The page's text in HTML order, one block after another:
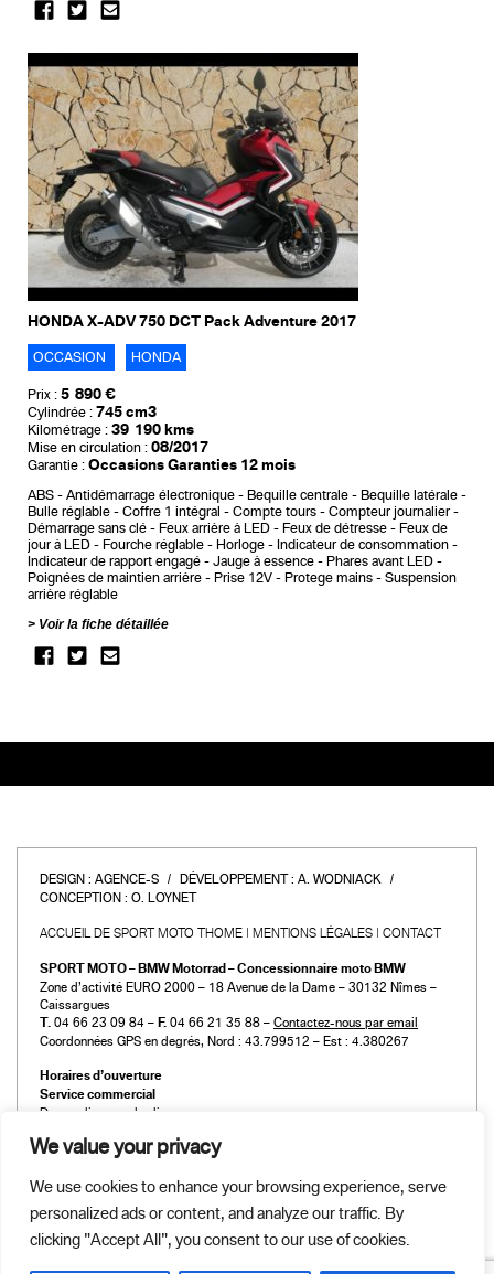
We value your privacy
We use cookies to enhance your browsing experience, serve
personalized ads or content, and analyze our traffic. By
clicking "Accept All", you consent to our use of cookies.
HONDA X-ADV 750 DCT Pack Adventure 2017
OCCASION HONDA
Prix : 5 890 €
Cylindrée : 745 cm3
Kilométrage : 39 190 kms
Mise en circulation : 08/2017
Garantie : Occasions Garanties 12 mois
ABS Antidémarrage électronique Bequille centrale
Bequille latérale
Bulle réglable
Coffre 1 intégral Compte tours
Compteur journalier
Démarrage sans clé
Feux arrière à LED Feux de détresse
Feux de
jour à LED
Fourche réglable Horloge
Indicateur de consommation
Indicateur de rapport engagé
Jauge à essence
Phares avant LED
Poignées de maintien arrière
Prise 12V Protege mains
Suspension
arrière réglable
Voir la fiche détaillée
DESIGN : AGENCE-S DÉVELOPPEMENT : A. WODNIACK
CONCEPTION : O. LOYNET
ACCUEIL DE SPORT MOTO THOME MENTIONS LÉGALES CONTACT
SPORT MOTO – BMW Motorrad – Concessionnaire moto BMW
Zone d’activité EURO 2000 – 18 Avenue de la Dame – 30132 Nîmes –
Caissargues
T. 04 66 23 09 84 – F. 04 66 21 35 88 – Contactez-nous par email
Coordonnées GPS en degrés, Nord : 43.799512 – Est : 4.380267
Horaires d’ouverture
Service commercial
Du mardi au vendredi :
Le samedi :
Du mardi au vendredi :
de 9h00 à 12h00 et de 14h00 à 19h00